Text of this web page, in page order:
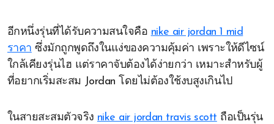
อีกหนึ่งรุ่นที่ได้รับความสนใจคือ nike air jordan 1 mid
ราคา ซึ่งมักถูกพูดถึงในแง่ของความคุ้มค่า เพราะให้ดีไซน์
ใกล้เคียงรุ่นไฮ แต่ราคาจับต้องได้ง่ายกว่า เหมาะสำหรับผู้
ที่อยากเริ่มสะสม Jordan โดยไม่ต้องใช้งบสูงเกินไป
ในสายสะสมตัวจริง nike air jordan travis scott ถือเป็นรุ่น